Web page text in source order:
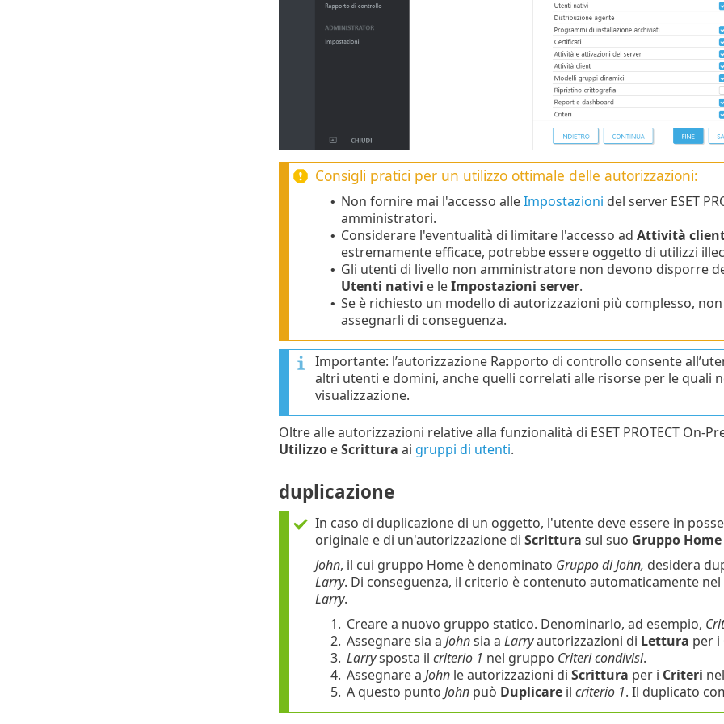
Consigli pratici per un utilizzo ottimale delle autorizzazioni:
• Non fornire mai l'accesso alleImpostazioni del server ESET
amministratori.
• Considerare l'eventualità di limitare l'accesso ad Attività
estremamente efficace, potrebbe essere oggetto di utilizzi
• Gli utenti di livello non amministratore non devono disporre
Utenti nativi e leImpostazioni server.
• Se è richiesto un modello di autorizzazioni più complesso,
assegnarli di conseguenza.
Importante: l’autorizzazione Rapporto di controllo consente
altri utenti e domini, anche quelli correlati alle risorse per le quali
visualizzazione.
Oltre alle autorizzazioni relative alla funzionalità di ESET PROTECT On-
UtilizzoeScrittura ai gruppi di utenti.
duplicazione
In caso di duplicazione di un oggetto, l'utente deve essere in
originale e di un'autorizzazione di Scrittura sul suo Gruppo Home
John, il cui gruppo Home è denominato Gruppo di John, desidera
Larry. Di conseguenza, il criterio è contenuto automaticamente
Larry.
1. Creare a nuovo gruppo statico. Denominarlo, ad esempio,
2. Assegnare sia a Johnsia a Larryautorizzazioni di Lettura per i
3. Larrysposta il criterio 1 nel gruppo Criteri condivisi.
4. Assegnare a Johnle autorizzazioni di Scrittura per i Criteri
5. A questo punto Johnpuò Duplicareil criterio 1. Il duplicato